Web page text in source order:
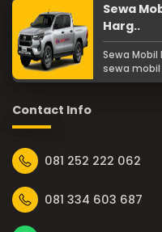
Sewa
Harg..
Sewa Mobil
sewa mobil
Contact Info
081 252 222 062
081 334 603 687